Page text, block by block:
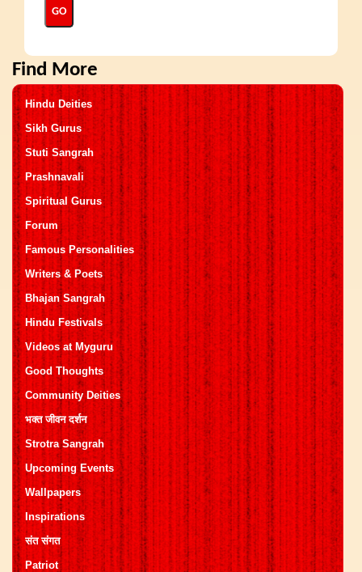
Find More
Hindu Deities
Sikh Gurus
Stuti Sangrah
Prashnavali
Spiritual Gurus
Forum
Famous Personalities
Writers & Poets
Bhajan Sangrah
Hindu Festivals
Videos at Myguru
Good Thoughts
Community Deities
भक्त जीवन दर्शन
Strotra Sangrah
Upcoming Events
Wallpapers
Inspirations
संत संगत
Patriot